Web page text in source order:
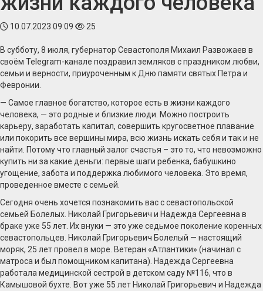
10.07.2023 09:09 25
В субботу, 8 июля, губернатор Севастополя Михаил Развожаев в
своём Telegram-канале поздравил земляков с праздником любви,
семьи и верности, приуроченным к Дню памяти святых Петра и
Февронии.
— Самое главное богатство, которое есть в жизни каждого
человека, — это родные и близкие люди. Можно построить
карьеру, заработать капитал, совершить кругосветное плавание
или покорить все вершины мира, всю жизнь искать себя и так и не
найти. Потому что главный залог счастья – это то, что невозможно
купить ни за какие деньги: первые шаги ребенка, бабушкино
угощение, забота и поддержка любимого человека. Это время,
проведенное вместе с семьей.
Сегодня очень хочется познакомить вас с севастопольской
семьей Болелых. Николай Григорьевич и Надежда Сергеевна в
браке уже 55 лет. Их внуки — это уже седьмое поколение коренных
севастопольцев. Николай Григорьевич Болелый — настоящий
моряк, 25 лет провел в море. Ветеран «Атлантики» (начинал с
матроса и был помощником капитана). Надежда Сергеевна
работала медицинской сестрой в детском саду №116, что в
Камышовой бухте. Вот уже 55 лет Николай Григорьевич и Надежда